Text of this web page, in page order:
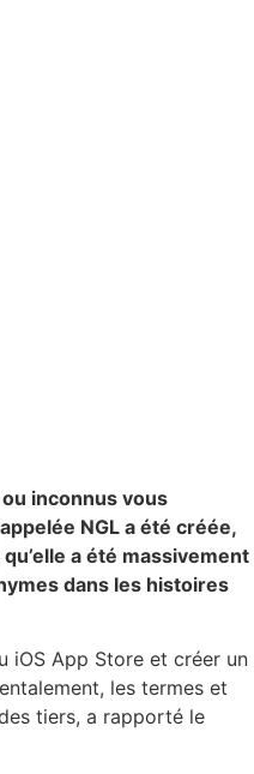
inconnus vous
NGL a été créée,
a été massivement
dans les histoires
iOS App Store et créer un
les termes et
tiers, a rapporté le